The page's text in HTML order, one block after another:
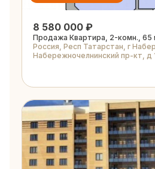
8 580 000 ₽
Продажа Квартира, 2-комн., 65
Россия, Респ Татарстан, г
Набережночелнинский пр-кт, д